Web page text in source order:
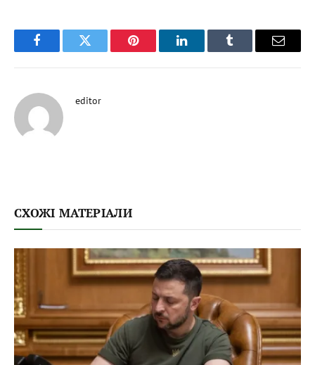
FacebookTwitter Pinterest LinkedInTumblr Email
editor
СХОЖІ МАТЕРІАЛИ